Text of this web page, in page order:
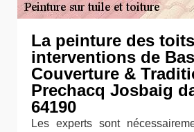
La peinture des
interventions de
Couverture &
Prechacq Josbaig
64190
Les experts sont